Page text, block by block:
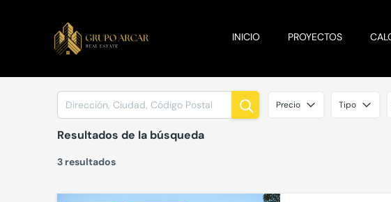
INICIO PROYECTOS
Precio Tipo
Resultados de la búsqueda
3 resultados